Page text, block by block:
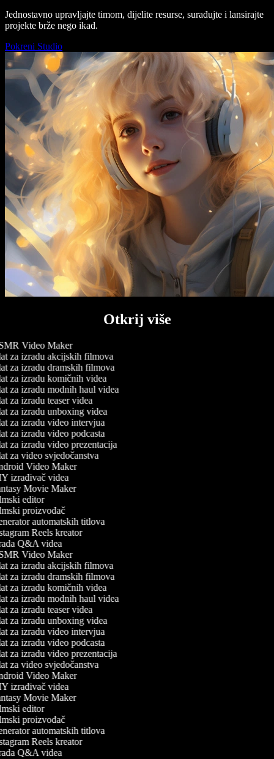
Jednostavno upravljajte timom, dijelite resurse, surađujte i lansirajte
projekte brže nego ikad.
Pokreni Studio
Otkrij više
Video Maker
za izradu akcijskih filmova
za izradu dramskih filmova
za izradu komičnih videa
za izradu modnih haul videa
za izradu teaser videa
za izradu unboxing videa
za izradu video intervjua
za izradu video podcasta
za izradu video prezentacija
za video svjedočanstva
Video Maker
izrađivač videa
Movie Maker
editor
proizvođač
automatskih titlova
Reels kreator
Q&A videa
Video Maker
za izradu akcijskih filmova
za izradu dramskih filmova
za izradu komičnih videa
za izradu modnih haul videa
za izradu teaser videa
za izradu unboxing videa
za izradu video intervjua
za izradu video podcasta
za izradu video prezentacija
za video svjedočanstva
Video Maker
izrađivač videa
Movie Maker
editor
proizvođač
automatskih titlova
Reels kreator
Q&A videa